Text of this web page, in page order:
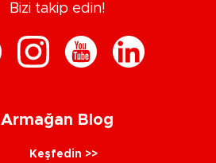
Bizi takip edin!
Armağan Blog
Keşfedin >>